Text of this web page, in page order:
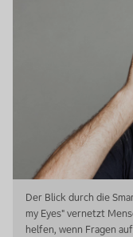
Der Blick durch die
my Eyes"vernetzt
helfen, wenn Fragen